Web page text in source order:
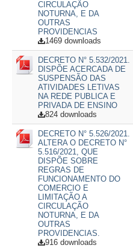
CIRCULAÇÃO
NOTURNA, E DA
OUTRAS
PROVIDENCIAS
1469 downloads
DECRETO N° 5.532/2021.
DISPÕE ACERCADA DE
SUSPENSÃO DAS
ATIVIDADES LETIVAS
NA REDE PUBLICA E
PRIVADA DE ENSINO
824 downloads
DECRETO N° 5.526/2021.
ALTERA O DECRETO N°
5.516/2021, QUE
DISPÕE SOBRE
REGRAS DE
FUNCIONAMENTO DO
COMERCIO E
LIMITAÇÃO A
CIRCULAÇÃO
NOTURNA, E DA
OUTRAS
PROVIDENCIAS.
916 downloads